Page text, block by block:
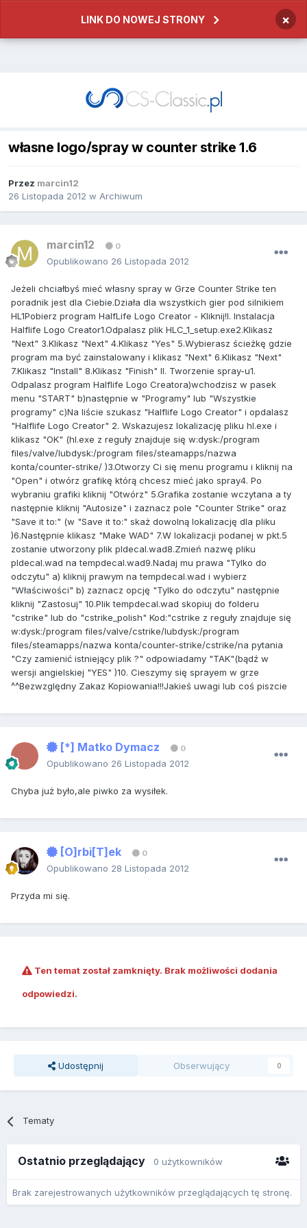
LINK DO NOWEJ STRONY ×
własne logo/spray w counter strike 1.6
Przez marcin12
26 Listopada 2012 w Archiwum
marcin12 0
Opublikowano 26 Listopada 2012
Jeżeli chciałbyś mieć własny spray w Grze Counter Strike ten
poradnik jest dla Ciebie.Działa dla wszystkich gier pod silnikiem
HL1Pobierz program HalfLife Logo Creator - Kliknij!I. Instalacja
Halflife Logo Creator1.Odpalasz plik HLC_1_setup.exe2.Klikasz
"Next" 3.Klikasz "Next" 4.Klikasz "Yes" 5.Wybierasz ścieżkę gdzie
program ma być zainstalowany i klikasz "Next" 6.Klikasz "Next"
7.Klikasz "Install" 8.Klikasz "Finish" II. Tworzenie spray-u1.
Odpalasz program Halflife Logo Creatora)wchodzisz w pasek
menu "START" b)następnie w "Programy" lub "Wszystkie
programy" c)Na liście szukasz "Halflife Logo Creator" i opdalasz
"Halflife Logo Creator" 2. Wskazujesz lokalizację pliku hl.exe i
klikasz "OK" (hl.exe z reguły znajduje się w:dysk:/program
files/valve/lubdysk:/program files/steamapps/nazwa
konta/counter-strike/ )3.Otworzy Ci się menu programu i kliknij na
"Open" i otwórz grafikę którą chcesz mieć jako spray4. Po
wybraniu grafiki kliknij "Otwórz" 5.Grafika zostanie wczytana a ty
następnie kliknij "Autosize" i zaznacz pole "Counter Strike" oraz
"Save it to:" (w "Save it to:" skaż dowolną lokalizację dla pliku
)6.Następnie klikasz "Make WAD" 7.W lokalizacji podanej w pkt.5
zostanie utworzony plik pldecal.wad8.Zmień nazwę pliku
pldecal.wad na tempdecal.wad9.Nadaj mu prawa "Tylko do
odczytu" a) kliknij prawym na tempdecal.wad i wybierz
"Właściwości" b) zaznacz opcję "Tylko do odczytu" następnie
kliknij "Zastosuj" 10.Plik tempdecal.wad skopiuj do folderu
"cstrike" lub do "cstrike_polish" Kod:"cstrike z reguły znajduje się
w:dysk:/program files/valve/cstrike/lubdysk:/program
files/steamapps/nazwa konta/counter-strike/cstrike/na pytania
"Czy zamienić istniejący plik ?" odpowiadamy "TAK"(bądź w
wersji angielskiej "YES" )10. Cieszymy się sprayem w grze
^^Bezwzględny Zakaz Kopiowania!!!Jakieś uwagi lub coś piszcie
[*] Matko Dymacz 0
Opublikowano 26 Listopada 2012
Chyba już było,ale piwko za wysiłek.
[O]rbi[T]ek 0
Opublikowano 28 Listopada 2012
Przyda mi się.
Ten temat został zamknięty. Brak możliwości dodania
odpowiedzi.
Udostępnij Obserwujący 0
Tematy
Ostatnio przeglądający 0 użytkowników
Brak zarejestrowanych użytkowników przeglądających tę stronę.